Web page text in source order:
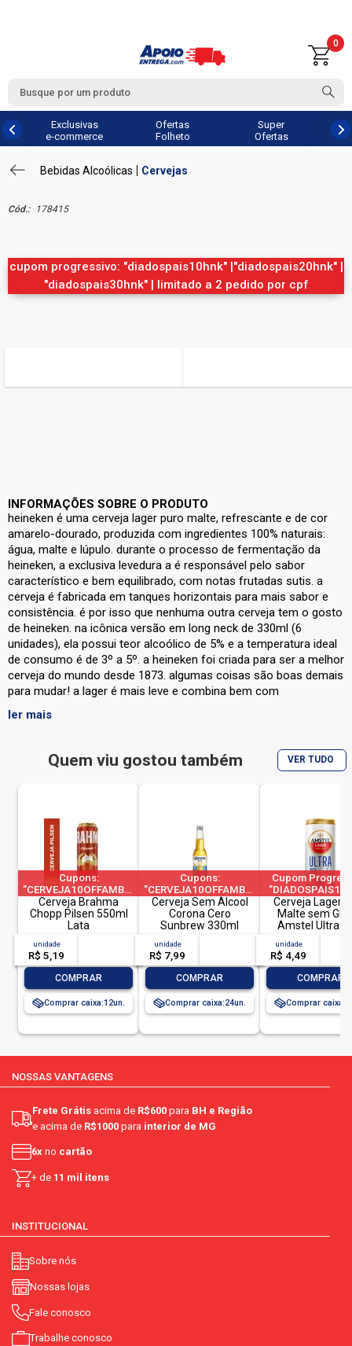
0
Exclusivas
e-commerce
Ofertas
Folheto
Super
Ofertas
Bebidas Alcoólicas Cervejas
Cód.: 178415
cupom progressivo: "diadospais10hnk" |"diadospais20hnk" |
"diadospais30hnk" | limitado a 2 pedido por cpf
INFORMAÇÕES SOBRE O PRODUTO
heineken é uma cerveja lager puro malte, refrescante e de cor
amarelo-dourado, produzida com ingredientes 100% naturais:
água, malte e lúpulo. durante o processo de fermentação da
heineken, a exclusiva levedura a é responsável pelo sabor
característico e bem equilibrado, com notas frutadas sutis. a
cerveja é fabricada em tanques horizontais para mais sabor e
consistência. é por isso que nenhuma outra cerveja tem o gosto
de heineken. na icônica versão em long neck de 330ml (6
unidades), ela possui teor alcoólico de 5% e a temperatura ideal
de consumo é de 3º a 5º. a heineken foi criada para ser a melhor
cerveja do mundo desde 1873. algumas coisas são boas demais
para mudar! a lager é mais leve e combina bem com
hambúrguer, comida mexicana, queijos e castanhas.
ler mais
Quem viu gostou também VER TUDO
Cupons:
a 1 pedido por CPF
Cerveja Brahma
Chopp Pilsen 550ml
Lata
unidade
R$ 5,19
COMPRAR
Comprar caixa:12
Cupons:
a 1 pedido por CPF
Cerveja Sem Álcool
Corona Cero
Sunbrew 330ml
unidade
R$ 7,99
COMPRAR
Comprar caixa:24
Cupom
|
| limitado a 2
por CPF
Cerveja Lager
Malte sem
Amstel Ultra
269ml
unidade
R$ 4,49
COMPRAR
Comprar caixa:
NOSSAS VANTAGENS
Frete Grátis acima de R$600 para BH e Região
e acima de R$1000 para interior de MG
6x no cartão
+ de 11 mil itens
INSTITUCIONAL
Sobre nós
Nossas lojas
Fale conosco
Trabalhe conosco